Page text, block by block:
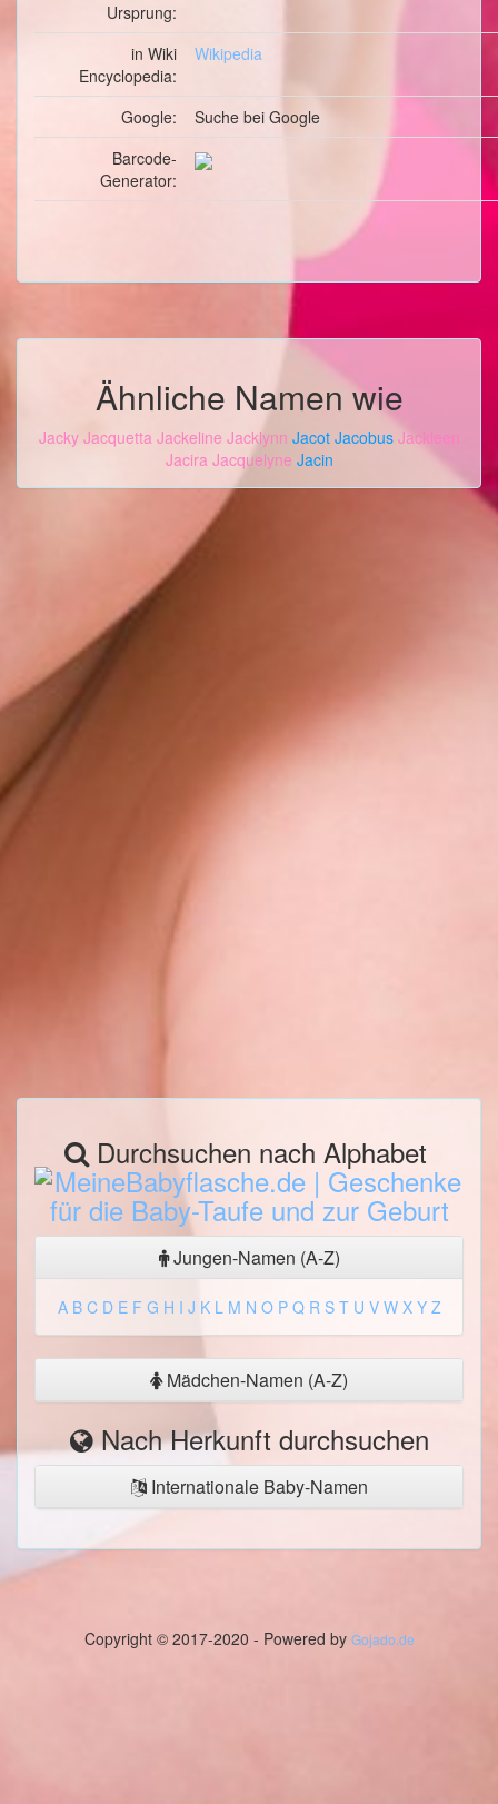
Ursprung:
in Wiki
Encyclopedia:
Wikipedia
Google: Suche bei Google
Barcode-
Generator:
Ähnliche Namen wie
Jacky Jacquetta Jackeline Jacklynn Jacot Jacobus Jackleen
Jacira Jacquelyne Jacin
Durchsuchen nach Alphabet
Jungen-Namen (A-Z)
A B C D E F G H I J K L M N O P Q R S T U V W X Y Z
Mädchen-Namen (A-Z)
Nach Herkunft durchsuchen
Internationale Baby-Namen
Copyright © 2017-2020 - Powered by Gojado.de